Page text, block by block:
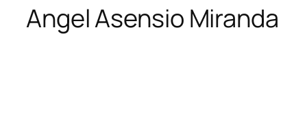
Angel Asensio Miranda